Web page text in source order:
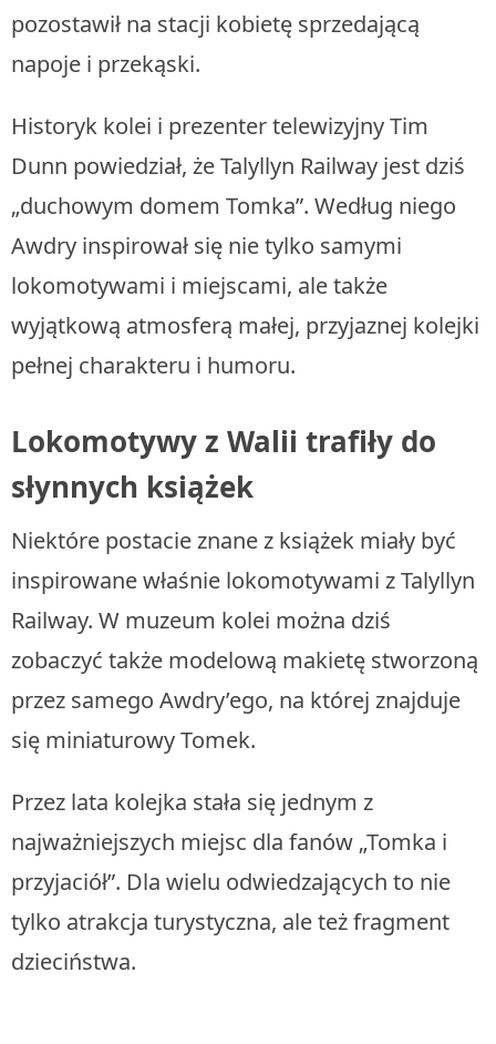
pozostawił na stacji kobietę sprzedającą
napoje i przekąski.
Historyk kolei i prezenter telewizyjny Tim
Dunn powiedział, że Talyllyn Railway jest dziś
„duchowym domem Tomka”. Według niego
Awdry inspirował się nie tylko samymi
lokomotywami i miejscami, ale także
wyjątkową atmosferą małej, przyjaznej kolejki
pełnej charakteru i humoru.
Lokomotywy z Walii trafiły do
słynnych książek
Niektóre postacie znane z książek miały być
inspirowane właśnie lokomotywami z Talyllyn
Railway. W muzeum kolei można dziś
zobaczyć także modelową makietę stworzoną
przez samego Awdry’ego, na której znajduje
się miniaturowy Tomek.
Przez lata kolejka stała się jednym z
najważniejszych miejsc dla fanów „Tomka i
przyjaciół”. Dla wielu odwiedzających to nie
tylko atrakcja turystyczna, ale też fragment
dzieciństwa.